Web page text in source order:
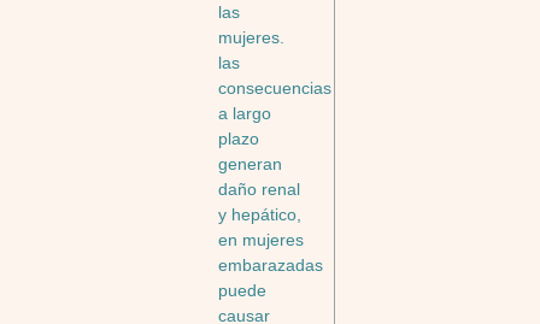
las
mujeres.
las
consecuencias
a largo
plazo
generan
daño renal
y hepático,
en mujeres
embarazadas
puede
causar